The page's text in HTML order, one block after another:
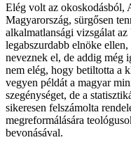
Elég volt az okoskodásból,
Magyarország, sürgősen
alkalmatlansági vizsgálat
legabszurdabb elnöke
neveznek el, de addig még
nem elég, hogy betiltotta a
vegyen példát a magyar
szegénységet, de a
sikeresen felszámolta
megreformálására
bevonásával.